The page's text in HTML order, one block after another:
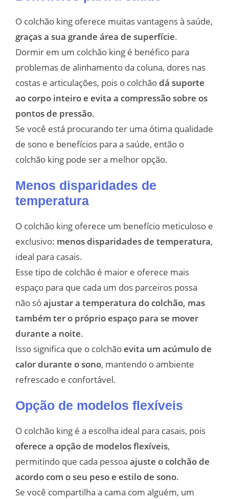
O colchão king oferece muitas vantagens à saúde,
graças a sua grande área de superfície.
Dormir em um colchão king é benéfico para
problemas de alinhamento da coluna, dores nas
costas e articulações, pois o colchãodá suporte
ao corpo inteiro e evita a compressão sobre os
pontos de pressão.
Se você está procurando ter uma ótima qualidade
de sono e benefícios para a saúde, então o
colchão king pode ser a melhor opção.
Menos disparidades de
temperatura
O colchão king oferece um benefício meticuloso e
exclusivo: menos disparidades de temperatura,
ideal para casais.
Esse tipo de colchão é maior e oferece mais
espaço para que cada um dos parceiros possa
não sóajustar a temperatura do colchão, mas
também ter o próprio espaço para se mover
durante a noite.
Isso significa que o colchãoevita um acúmulo de
calor durante o sono, mantendo o ambiente
refrescado e confortável.
Opção de modelos flexíveis
O colchão king é a escolha ideal para casais, pois
oferece a opção de modelos flexíveis,
permitindo que cada pessoa ajuste o colchão de
acordo com o seu peso e estilo de sono.
Se você compartilha a cama com alguém, um